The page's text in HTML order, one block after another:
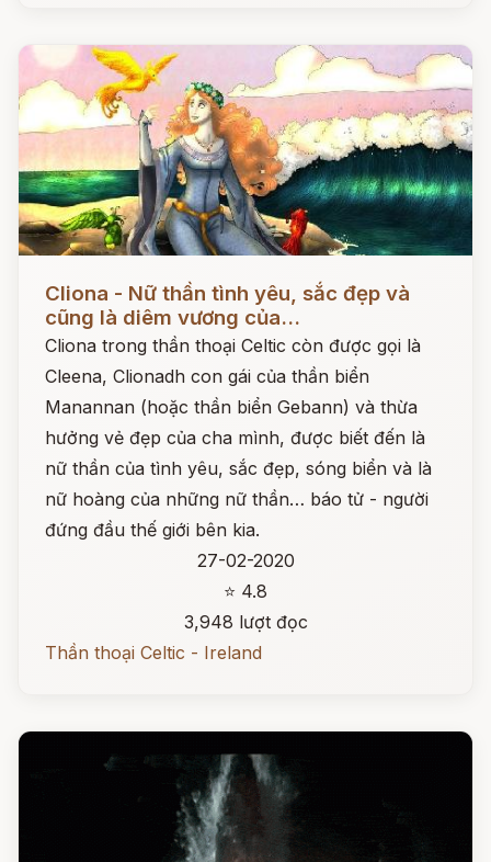
Cliona - Nữ thần tình yêu, sắc đẹp và
cũng là diêm vương của...
Cliona trong thần thoại Celtic còn được gọi là
Cleena, Clionadh con gái của thần biển
Manannan (hoặc thần biển Gebann) và thừa
hưởng vẻ đẹp của cha mình, được biết đến là
nữ thần của tình yêu, sắc đẹp, sóng biển và là
nữ hoàng của những nữ thần… báo tử - người
đứng đầu thế giới bên kia.
27-02-2020
⭐ 4.8
3,948 lượt đọc
Thần thoại Celtic - Ireland